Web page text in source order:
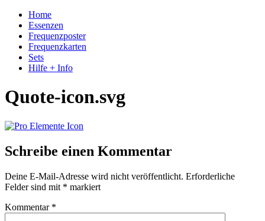
Home
Essenzen
Frequenzposter
Frequenzkarten
Sets
Hilfe + Info
Quote-icon.svg
Schreibe einen Kommentar
Deine E-Mail-Adresse wird nicht veröffentlicht. Erforderliche
Felder sind mit * markiert
Kommentar *